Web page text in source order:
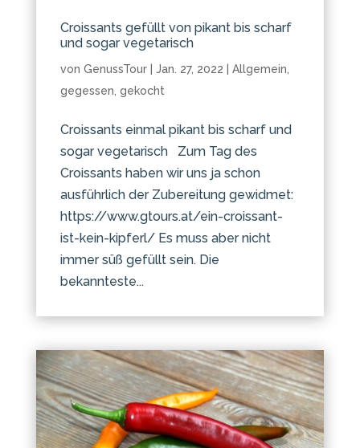
Croissants gefüllt von pikant bis scharf
und sogar vegetarisch
von GenussTour| Jan. 27, 2022 Allgemein
gegessen gekocht
Croissants einmal pikant bis scharf und
sogar vegetarisch Zum Tag des
Croissants haben wir uns ja schon
ausführlich der Zubereitung gewidmet:
https://www.gtours.at/ein-croissant-
ist-kein-kipferl/ Es muss aber nicht
immer süß gefüllt sein. Die
bekannteste...